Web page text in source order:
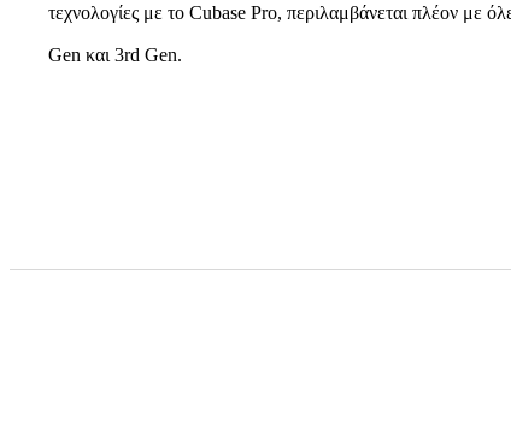
τεχνολογίες με το Cubase Pro, περιλαμβάνεται πλέον με
Gen και 3rd Gen.